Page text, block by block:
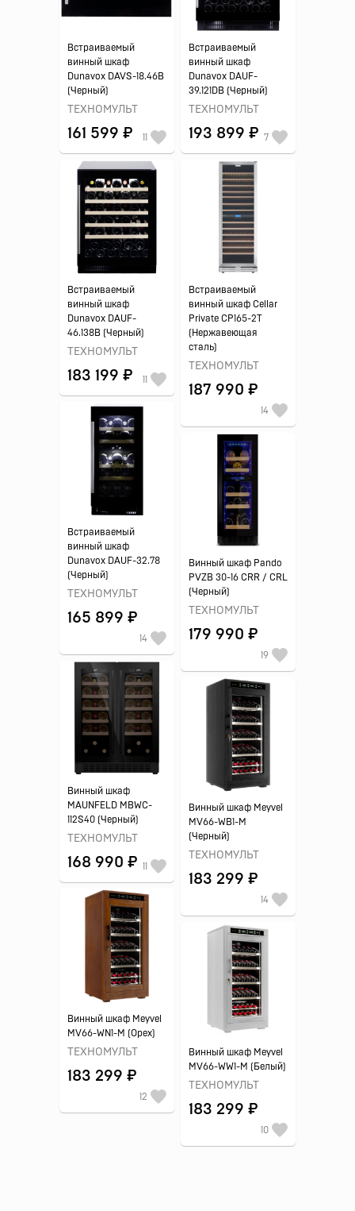
Встраиваемый
винный шкаф
Dunavox DAVS-18.46B
(Черный)
ТЕХНОМУЛЬТ
161 599 ₽ 11
Встраиваемый
винный шкаф
Dunavox DAUF-
39.121DB (Черный)
ТЕХНОМУЛЬТ
193 899 ₽ 7
Встраиваемый
винный шкаф
Dunavox DAUF-
46.138B (Черный)
ТЕХНОМУЛЬТ
183 199 ₽ 11
Встраиваемый
винный шкаф Cellar
Private CP165-2T
(Нержавеющая
сталь)
ТЕХНОМУЛЬТ
187 990 ₽
14
Встраиваемый
винный шкаф
Dunavox DAUF-32.78
(Черный)
ТЕХНОМУЛЬТ
165 899 ₽
14
Винный шкаф Pando
PVZB 30-16 CRR / CRL
(Черный)
ТЕХНОМУЛЬТ
179 990 ₽
19
Винный шкаф
MAUNFELD MBWC-
112S40 (Черный)
ТЕХНОМУЛЬТ
168 990 ₽ 11
Винный шкаф Meyvel
MV66-WB1-M
(Черный)
ТЕХНОМУЛЬТ
183 299 ₽
14
Винный шкаф Meyvel
MV66-WN1-M (Орех)
ТЕХНОМУЛЬТ
183 299 ₽
12
Винный шкаф Meyvel
MV66-WW1-M (Белый)
ТЕХНОМУЛЬТ
183 299 ₽
10